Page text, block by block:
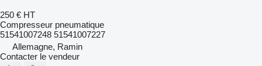
250 € HT
Compresseur pneumatique
51541007248 51541007227
Allemagne, Ramin
Contacter le vendeur